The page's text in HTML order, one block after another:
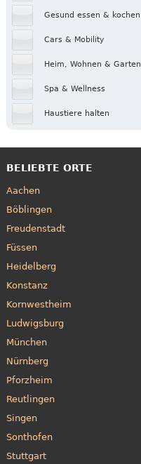
Gesund essen & kochen
Cars & Mobility
Heim, Wohnen & Garten
Spa & Wellness
Haustiere halten
BELIEBTE ORTE
Aachen
Böblingen
Freudenstadt
Füssen
Heidelberg
Konstanz
Kornwestheim
Ludwigsburg
München
Nürnberg
Pforzheim
Reutlingen
Singen
Sonthofen
Stuttgart